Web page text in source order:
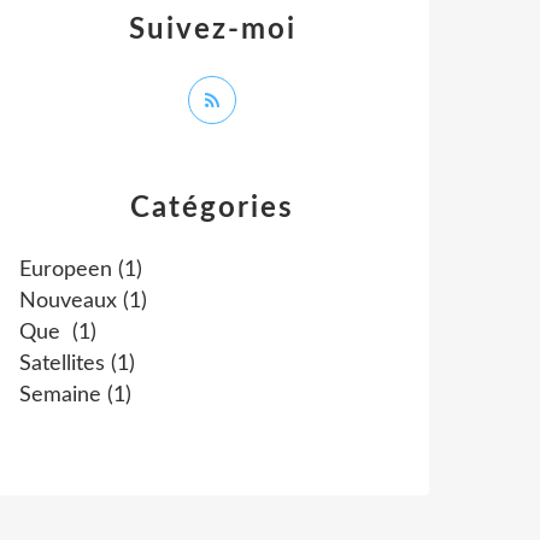
Catégories
Europeen (1)
Nouveaux (1)
Que
(1)
Satellites (1)
Semaine (1)
Suivez-moi